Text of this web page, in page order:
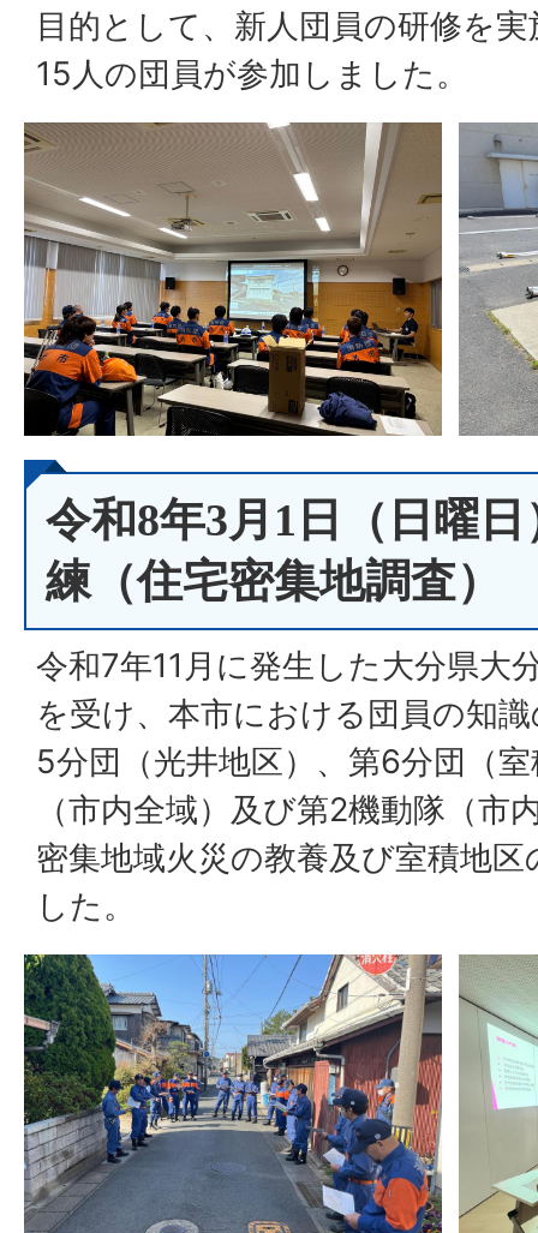
目的として、新人団員の研修を
15人の団員が参加しました。
令和8年3月1日（日曜
練（住宅密集地調査）
令和7年11月に発生した大分県大
を受け、本市における団員の知
5分団（光井地区）、第6分団（
（市内全域）及び第2機動隊（市
密集地域火災の教養及び室積地
した。